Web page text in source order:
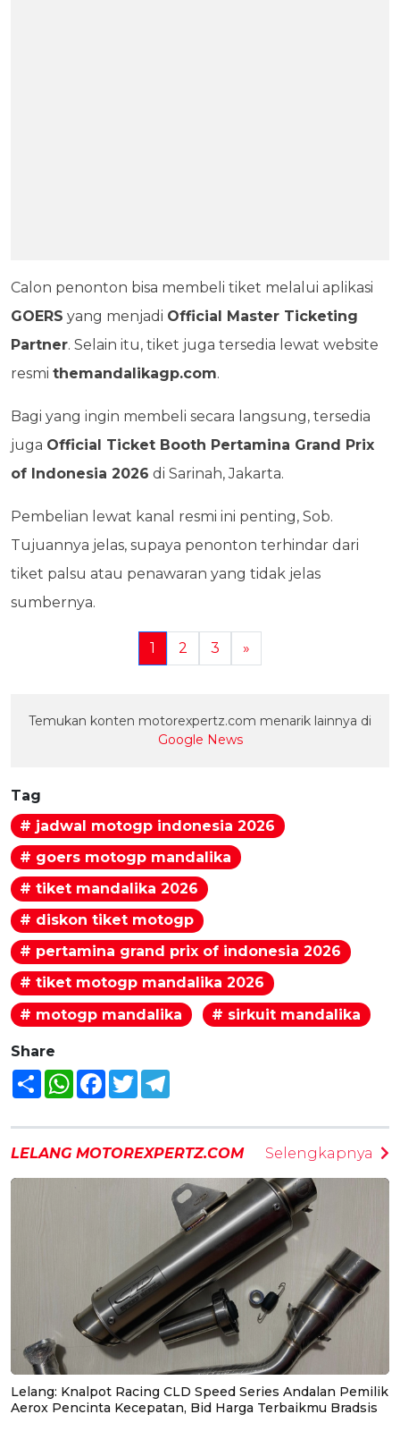
Calon penonton bisa membeli tiket melalui aplikasi
GOERS yang menjadi Official Master Ticketing
Partner. Selain itu, tiket juga tersedia lewat website
resmi themandalikagp.com.
Bagi yang ingin membeli secara langsung, tersedia
juga Official Ticket Booth Pertamina Grand Prix
of Indonesia 2026 di Sarinah, Jakarta.
Pembelian lewat kanal resmi ini penting, Sob.
Tujuannya jelas, supaya penonton terhindar dari
tiket palsu atau penawaran yang tidak jelas
sumbernya.
1 2 3 »
Temukan konten motorexpertz.com menarik lainnya di
Google News
Tag
# jadwal motogp indonesia 2026
# goers motogp mandalika
# tiket mandalika 2026
# diskon tiket motogp
# pertamina grand prix of indonesia 2026
# tiket motogp mandalika 2026
# motogp mandalika
# sirkuit mandalika
Share
Share WhatsAppFacebook
Twitter
LELANG MOTOREXPERTZ.COM Selengkapnya
Lelang: Knalpot Racing CLD Speed Series Andalan Pemilik
Aerox Pencinta Kecepatan, Bid Harga Terbaikmu Bradsis